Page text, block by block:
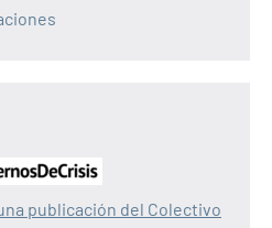
publicación del Colectivo